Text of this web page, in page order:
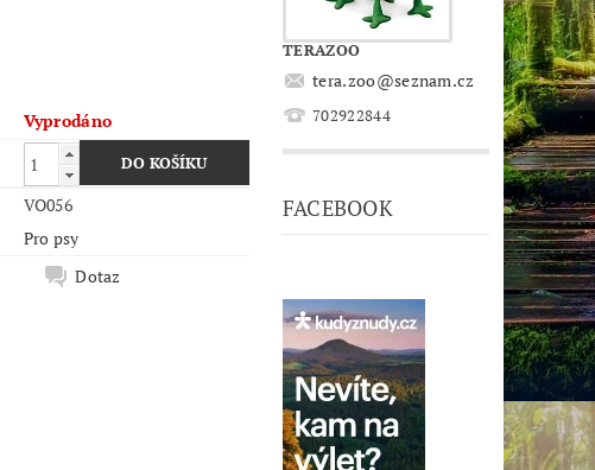
Vyprodáno
VO056
Pro psy
Dotaz
TERAZOO
tera.zoo@seznam.cz
702922844
FACEBOOK